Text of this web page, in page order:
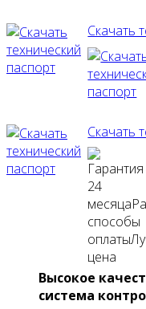
Скачать
Скачать
Высокое
система